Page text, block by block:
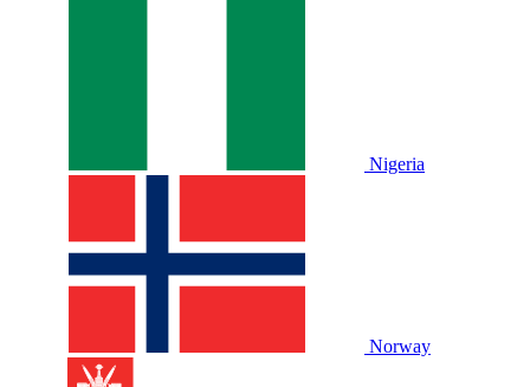
Nigeria
Norway